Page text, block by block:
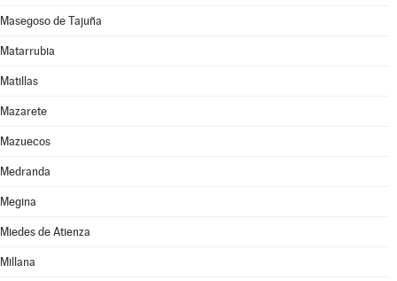
Masegoso de Tajuña
Matarrubia
Matillas
Mazarete
Mazuecos
Medranda
Megina
Miedes de Atienza
Millana